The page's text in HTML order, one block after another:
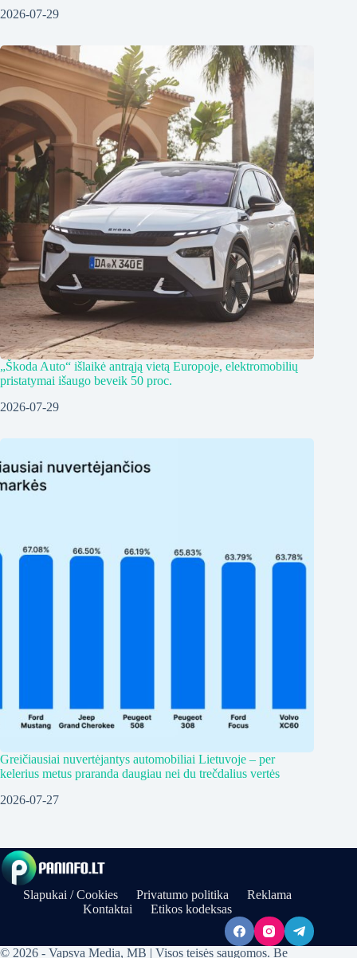
2026-07-29
„Škoda Auto“ išlaikė antrąją vietą Europoje, elektromobilių
pristatymai išaugo beveik 50 proc.
2026-07-29
Greičiausiai nuvertėjantys automobiliai Lietuvoje – per
kelerius metus praranda daugiau nei du trečdalius vertės
2026-07-27
Slapukai / Cookies Privatumo politika
Reklama
Kontaktai
Etikos kodeksas
© 2026 - Vapsva Media, MB | Visos teisės saugomos. Be